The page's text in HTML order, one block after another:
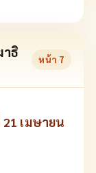
ธิ
หน้า 7
เมษายน